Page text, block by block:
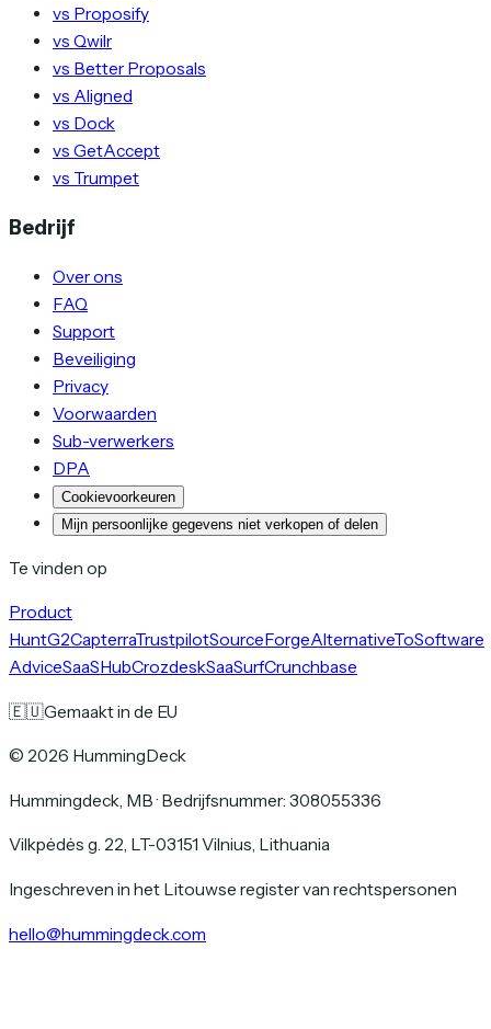
vs Proposify
vs Qwilr
vs Better Proposals
vs Aligned
vs Dock
vs GetAccept
vs Trumpet
Bedrijf
Over ons
FAQ
Support
Beveiliging
Privacy
Voorwaarden
Sub-verwerkers
DPA
Cookievoorkeuren
Mijn persoonlijke gegevens niet verkopen of delen
Te vinden op
Product
HuntG2CapterraTrustpilotSourceForgeAlternativeToSoftware
AdviceSaaSHubCrozdeskSaaSurfCrunchbase
🇪🇺Gemaakt in de EU
© 2026 HummingDeck
Hummingdeck, MB · Bedrijfsnummer: 308055336
Vilkpėdės g. 22, LT-03151 Vilnius, Lithuania
Ingeschreven in het Litouwse register van rechtspersonen
hello@hummingdeck.com